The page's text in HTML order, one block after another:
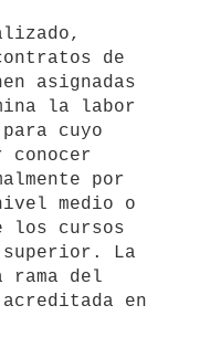
de
asignadas
la labor
cuyo
conocer
por
medio o
los cursos
La
rama del
en